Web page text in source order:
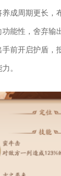
成周期更长，
能性，舍弃输
前开启护盾，
。